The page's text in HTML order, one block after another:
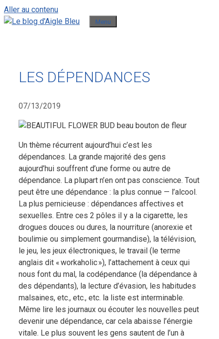
Aller au contenu
Menu
LES DÉPENDANCES
07/13/2019
Un thème récurrent aujourd’hui c’est les
dépendances. La grande majorité des gens
aujourd’hui souffrent d’une forme ou autre de
dépendance. La plupart n’en ont pas conscience. Tout
peut être une dépendance : la plus connue — l’alcool.
La plus pernicieuse : dépendances affectives et
sexuelles. Entre ces 2 pôles il y a la cigarette, les
drogues douces ou dures, la nourriture (anorexie et
boulimie ou simplement gourmandise), la télévision,
le jeu, les jeux électroniques, le travail (le terme
anglais dit « workaholic »), l’attachement à ceux qui
nous font du mal, la codépendance (la dépendance à
des dépendants), la lecture d’évasion, les habitudes
malsaines, etc., etc., etc. la liste est interminable.
Même lire les journaux ou écouter les nouvelles peut
devenir une dépendance, car cela abaisse l’énergie
vitale. Le plus souvent les gens sautent de l’un à